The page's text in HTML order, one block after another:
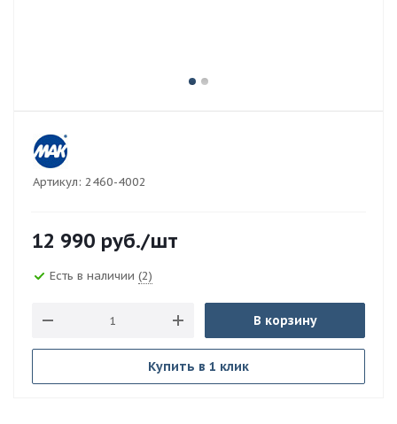
Артикул: 2460-4002
12 990 руб./шт
Есть в наличии (2)
В корзину
Купить в 1 клик